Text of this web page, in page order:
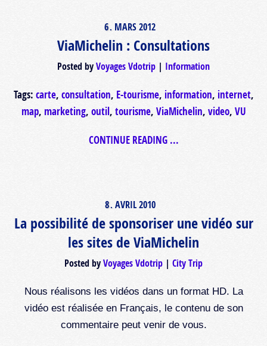
6. MARS2012
ViaMichelin : Consultations
Posted byVoyages Vdotrip Information
Tags: carte, consultation, E-tourisme, information, internet,
map, marketing, outil, tourisme, ViaMichelin, video, VU
CONTINUE READING ...
8. AVRIL2010
La possibilité de sponsoriser une vidéo sur
les sites de ViaMichelin
Posted byVoyages Vdotrip City Trip
Nous réalisons les vidéos dans un format HD. La
vidéo est réalisée en Français, le contenu de son
commentaire peut venir de vous.